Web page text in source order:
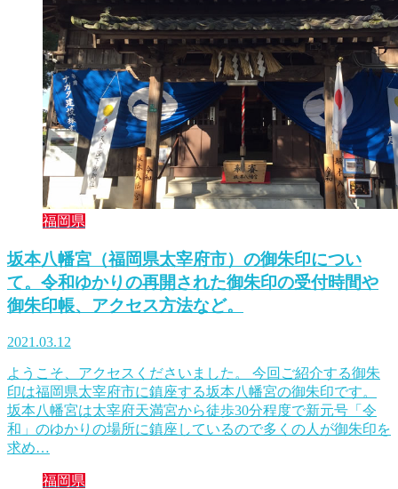
福岡県
坂本八幡宮（福岡県太宰府市）の御朱印につい
て。令和ゆかりの再開された御朱印の受付時間や
御朱印帳、アクセス方法など。
2021.03.12
ようこそ、アクセスくださいました。 今回ご紹介する御朱
印は福岡県太宰府市に鎮座する坂本八幡宮の御朱印です。
坂本八幡宮は太宰府天満宮から徒歩30分程度で新元号「令
和」のゆかりの場所に鎮座しているので多くの人が御朱印を
求め…
福岡県